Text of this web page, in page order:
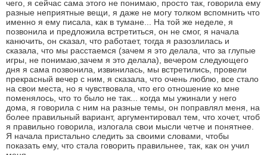
чего, я сейчас сама этого не понимаю, просто так, говорила ему
разные неприятные вещи, я даже не могу толком вспомнить что
именно я ему писала, как в тумане... На той же неделе, я
позвонила и предложила встретиться, он не смог, я начала
канючить, он сказал, что работает, тогда я разозлилась и
сказала, что мы расстаемся (зачем я это делала, что за глупые
игры, не понимаю,зачем я это делала), вечером следующего
дня я сама позвонила, извинилась, мы встретились, провели
прекрасный вечер с ним, я сказала, что очень люблю, все стало
на свои места, но я чувствовала, что его отношение ко мне
поменялось, что то было не так... когда мы ужинали у него
дома, я говорила с ним на разные темы, он поправлял меня, на
более правильный вариант, аргументировал тем, что хочет, чтоб
я правильно говорила, излогала свои мысли четче и понятнее.
Я начала пристально следить за своими словами, чтобы
показать ему, что стала говорить правильнее, так, как он учил